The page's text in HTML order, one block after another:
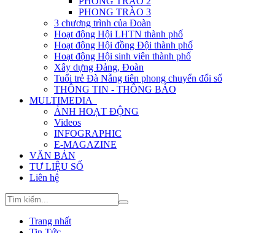
PHONG TRÀO 3
3 chương trình của Đoàn
Hoạt động Hội LHTN thành phố
Hoạt động Hội đồng Đội thành phố
Hoạt động Hội sinh viên thành phố
Xây dựng Đảng, Đoàn
Tuổi trẻ Đà Nẵng tiên phong chuyển đổi số
THÔNG TIN - THÔNG BÁO
MULTIMEDIA
ẢNH HOẠT ĐỘNG
Videos
INFOGRAPHIC
E-MAGAZINE
VĂN BẢN
TƯ LIỆU SỐ
Liên hệ
Trang nhất